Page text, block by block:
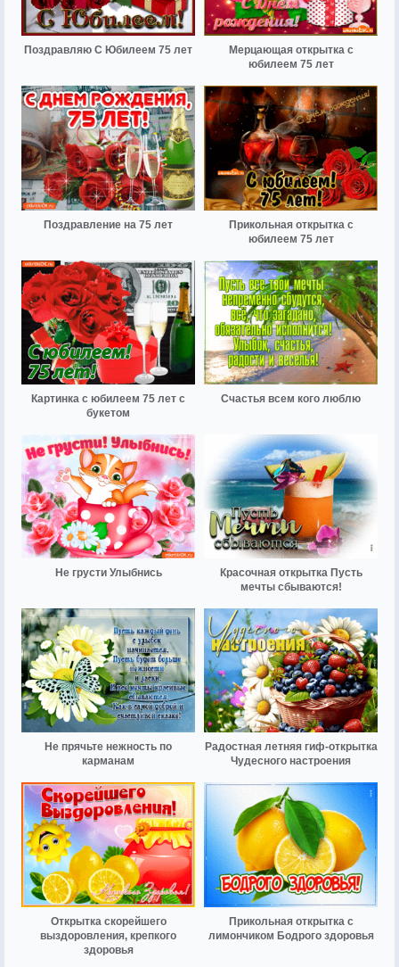
Поздравляю С Юбилеем 75 лет
Мерцающая открытка с
юбилеем 75 лет
Поздравление на 75 лет
Прикольная открытка с
юбилеем 75 лет
Картинка с юбилеем 75 лет с
букетом
Счастья всем кого люблю
Не грусти Улыбнись
Красочная открытка Пусть
мечты сбываются!
Не прячьте нежность по
карманам
Радостная летняя гиф-открытка
Чудесного настроения
Открытка скорейшего
выздоровления, крепкого
здоровья
Прикольная открытка с
лимончиком Бодрого здоровья